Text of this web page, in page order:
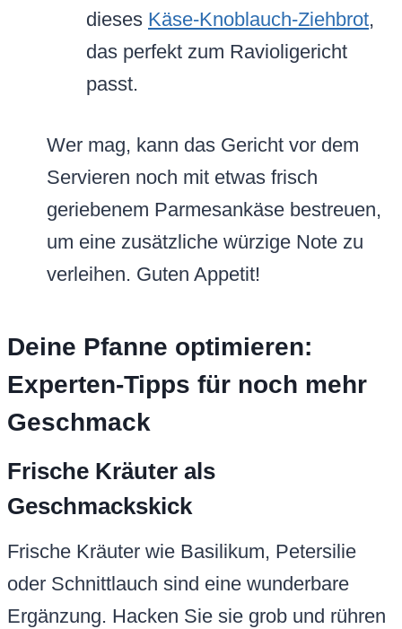
dieses Käse-Knoblauch-Ziehbrot,
das perfekt zum Ravioligericht
passt.
Wer mag, kann das Gericht vor dem
Servieren noch mit etwas frisch
geriebenem Parmesankäse bestreuen,
um eine zusätzliche würzige Note zu
verleihen. Guten Appetit!
Deine Pfanne optimieren:
Experten-Tipps für noch mehr
Geschmack
Frische Kräuter als
Geschmackskick
Frische Kräuter wie Basilikum, Petersilie
oder Schnittlauch sind eine wunderbare
Ergänzung. Hacken Sie sie grob und rühren